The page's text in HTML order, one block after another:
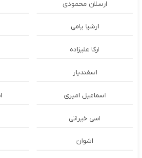
ارسلان محمودی
ارشیا یامی
ارکا علیزاده
اسفندیار
اسماعیل امیری
اسی خیراتی
اشوان